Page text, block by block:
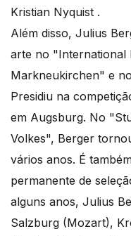
Kristian Nyquist .
Além disso, Julius
arte no "International
Markneukirchen" e
Presidiu na
em Augsburg. No
Volkes", Berger
vários anos. É
permanente de
alguns anos, Julius
Salzburg (Mozart),